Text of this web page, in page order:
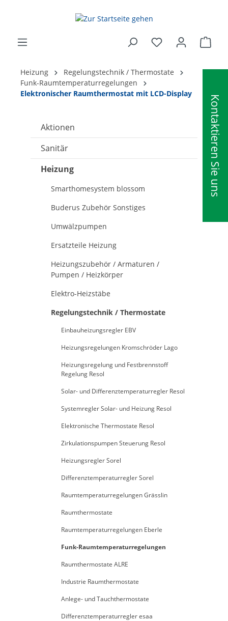
Kontaktieren Sie uns
Heizung
Regelungstechnik / Thermostate
Funk-Raumtemperaturregelungen
Elektronischer Raumthermostat mit LCD-Display
Aktionen
Sanitär
Heizung
Smarthomesystem blossom
Buderus Zubehör Sonstiges
Umwälzpumpen
Ersatzteile Heizung
Heizungszubehör / Armaturen /
Pumpen / Heizkörper
Elektro-Heizstäbe
Regelungstechnik / Thermostate
Einbauheizungsregler EBV
Heizungsregelungen Kromschröder Lago
Heizungsregelung und Festbrennstoff
Regelung Resol
Solar- und Differenztemperaturregler Resol
Systemregler Solar- und Heizung Resol
Elektronische Thermostate Resol
Zirkulationspumpen Steuerung Resol
Heizungsregler Sorel
Differenztemperaturregler Sorel
Raumtemperaturregelungen Grässlin
Raumthermostate
Raumtemperaturregelungen Eberle
Funk-Raumtemperaturregelungen
Raumthermostate ALRE
Industrie Raumthermostate
Anlege- und Tauchthermostate
Differenztemperaturregler esaa